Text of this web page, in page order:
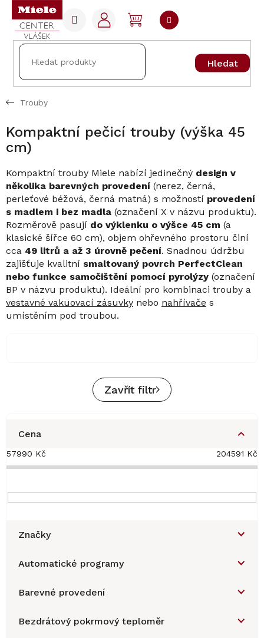
Přejít
obsah
Hledat
NÁKUPNÍ
KOŠÍK
Trouby
Kompaktní pečicí trouby (výška 45
cm)
Kompaktní trouby Miele nabízí jedinečný design v
několika barevných provedení (nerez, černá,
perleťové béžová, černá matná) s možností provedení
s madlem i bez madla (označení X v názvu produktu).
Rozměrově pasují do výklenku o výšce 45 cm (a
klasické šířce 60 cm), objem ohřevného prostoru činí
cca 49 litrů a až 3 úrovně pečení. Snadnou údržbu
zajišťuje kvalitní smaltovaný povrch PerfectClean
nebo funkce samočištění pomocí pyrolýzy (označení
BP v názvu produktu). Ideální pro kombinaci trouby a
vestavné vakuovací zásuvky nebo nahřívače s
umístěním pod troubou.
Zavřít filtr
Cena
57990 Kč 204591 Kč
Značky
Automatické programy
Barevné provedení
Bezdrátový pokrmový teploměr